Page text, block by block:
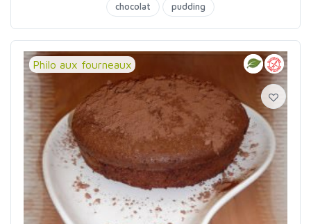
chocolat
pudding
Philo aux fourneaux